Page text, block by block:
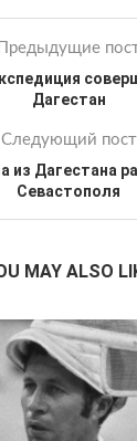
Предыдущие
Дагестан
Следующий пост
из Дагестана
Севастополя
MAY ALSO